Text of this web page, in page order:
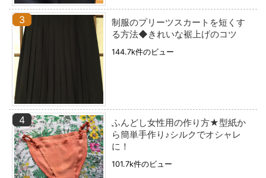
制服のプリーツスカートを短くす
る方法◆きれいな裾上げのコツ
144.7k件のビュー
ふんどし女性用の作り方★型紙か
ら簡単手作り♪シルクでオシャレ
に！
101.7k件のビュー